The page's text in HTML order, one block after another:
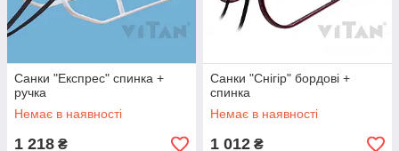
Санки "Експрес" спинка +
ручка
Немає в наявності
1 218 ₴
Санки "Снігір" бордові +
спинка
Немає в наявності
1 012 ₴